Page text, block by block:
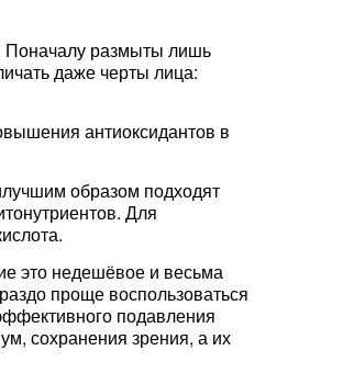
Поначалу размыты лишь
даже черты лица:
антиоксидантов в
образом подходят
Для
это недешёвое и весьма
проще воспользоваться
подавления
сохранения зрения, а их